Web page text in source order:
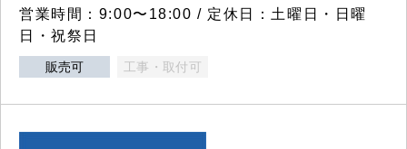
営業時間：9:00〜18:00 / 定休日：土曜日・日曜
日・祝祭日
販売可 工事・取付可